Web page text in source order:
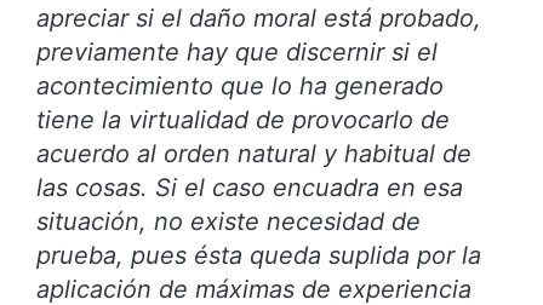
apreciar si el daño moral está probado,
previamente hay que discernir si el
acontecimiento que lo ha generado
tiene la virtualidad de provocarlo de
acuerdo al orden natural y habitual de
las cosas. Si el caso encuadra en esa
situación, no existe necesidad de
prueba, pues ésta queda suplida por la
aplicación de máximas de experiencia